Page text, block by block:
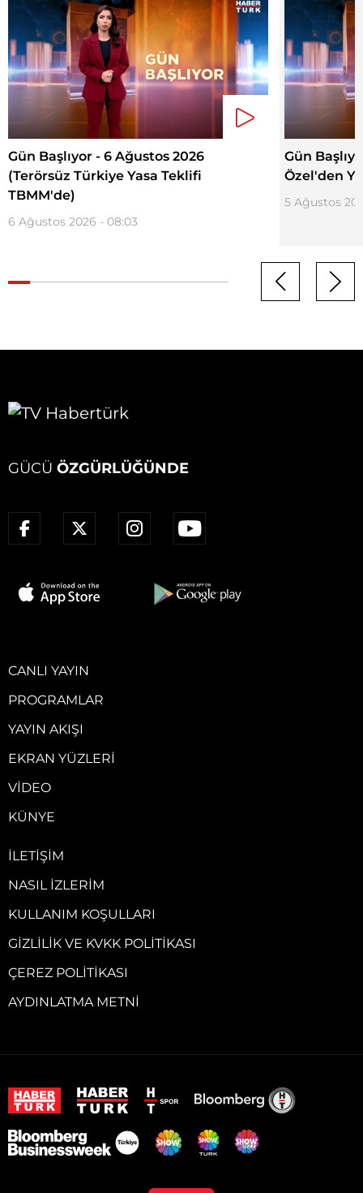
Gün Başlıyor - 6 Ağustos 2026
(Terörsüz Türkiye Yasa Teklifi
TBMM'de)
6 Ağustos 2026 - 08:03
Gün
Özel'den
5 Ağustos
GÜCÜ ÖZGÜRLÜĞÜNDE
CANLI YAYIN
PROGRAMLAR
YAYIN AKIŞI
EKRAN YÜZLERI
VIDEO
KÜNYE
İLETIŞIM
NASIL İZLERIM
KULLANIM KOŞULLARI
GIZLILIK VE KVKK POLITIKASI
ÇEREZ POLITIKASI
AYDINLATMA METNI